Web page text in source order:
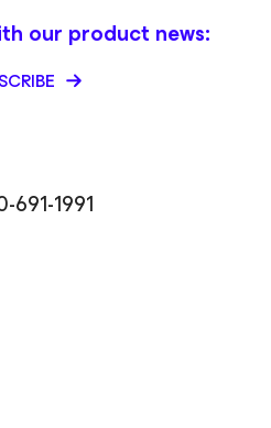
691-1991
our product news: